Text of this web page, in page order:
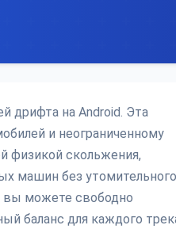
дрифта на Android. Эта
и неограниченному
физикой скольжения,
машин без утомительного
вы можете свободно
баланс для каждого